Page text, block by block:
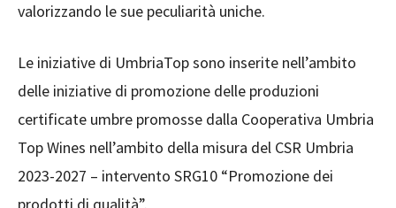
valorizzando le sue peculiarità uniche.
Le iniziative di UmbriaTop sono inserite nell’ambito
delle iniziative di promozione delle produzioni
certificate umbre promosse dalla Cooperativa Umbria
Top Wines nell’ambito della misura del CSR Umbria
2023-2027 – intervento SRG10 “Promozione dei